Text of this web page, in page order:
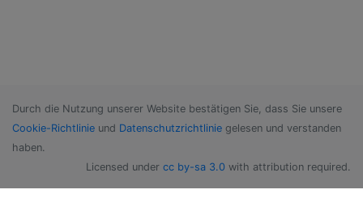
Durch die Nutzung unserer Website bestätigen Sie, dass Sie unsere
Cookie-Richtlinie und Datenschutzrichtlinie gelesen und verstanden
haben.
Licensed under cc by-sa 3.0 with attribution required.